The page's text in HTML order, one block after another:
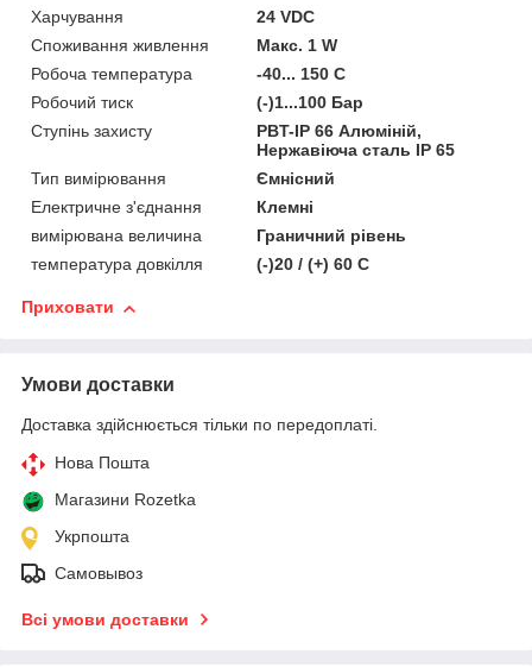
Харчування
24 VDC
Споживання живлення
Макс. 1 W
Робоча температура
-40... 150 С
Робочий тиск
(-)1...100 Бар
Ступінь захисту
PBT-IP 66 Алюміній,
Нержавіюча сталь IP 65
Тип вимірювання
Ємнісний
Електричне з'єднання
Клемні
вимірювана величина
Граничний рівень
температура довкілля
(-)20 / (+) 60 C
Приховати
Умови доставки
Доставка здійснюється тільки по передоплаті.
Нова Пошта
Магазини Rozetka
Укрпошта
Самовывоз
Всі умови доставки